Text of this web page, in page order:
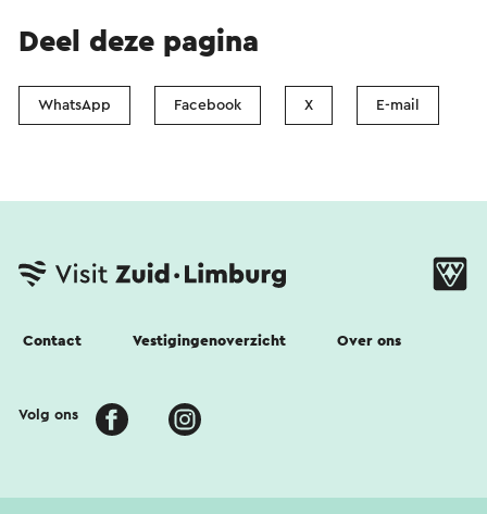
Deel deze pagina
WhatsApp Facebook X E-mail
Contact Vestigingenoverzicht Over ons
Volg ons